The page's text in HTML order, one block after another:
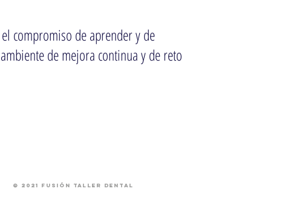
compromiso de aprender y de
de mejora continua y de reto
© 2021 Fusión Taller Dental